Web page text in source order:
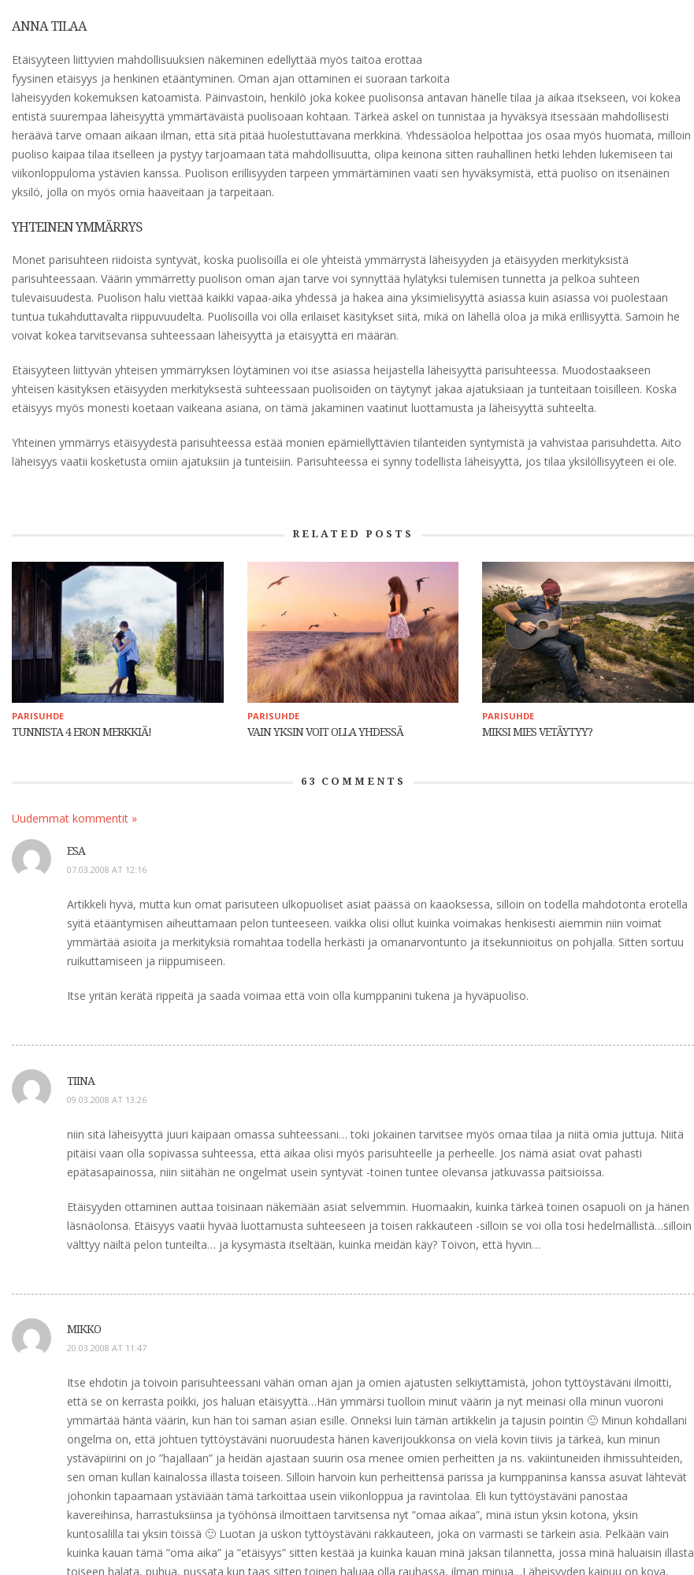
ANNA TILAA
Etäisyyteen liittyvien mahdollisuuksien näkeminen edellyttää myös taitoa erottaa
fyysinen etäisyys ja henkinen etääntyminen. Oman ajan ottaminen ei suoraan tarkoita
läheisyyden kokemuksen katoamista. Päinvastoin, henkilö joka kokee puolisonsa antavan hänelle tilaa ja aikaa itsekseen, voi kokea
entistä suurempaa läheisyyttä ymmärtäväistä puolisoaan kohtaan. Tärkeä askel on tunnistaa ja hyväksyä itsessään mahdollisesti
heräävä tarve omaan aikaan ilman, että sitä pitää huolestuttavana merkkinä. Yhdessäoloa helpottaa jos osaa myös huomata, milloin
puoliso kaipaa tilaa itselleen ja pystyy tarjoamaan tätä mahdollisuutta, olipa keinona sitten rauhallinen hetki lehden lukemiseen tai
viikonloppuloma ystävien kanssa. Puolison erillisyyden tarpeen ymmärtäminen vaati sen hyväksymistä, että puoliso on itsenäinen
yksilö, jolla on myös omia haaveitaan ja tarpeitaan.
YHTEINEN YMMÄRRYS
Monet parisuhteen riidoista syntyvät, koska puolisoilla ei ole yhteistä ymmärrystä läheisyyden ja etäisyyden merkityksistä
parisuhteessaan. Väärin ymmärretty puolison oman ajan tarve voi synnyttää hylätyksi tulemisen tunnetta ja pelkoa suhteen
tulevaisuudesta. Puolison halu viettää kaikki vapaa-aika yhdessä ja hakea aina yksimielisyyttä asiassa kuin asiassa voi puolestaan
tuntua tukahduttavalta riippuvuudelta. Puolisoilla voi olla erilaiset käsitykset siitä, mikä on lähellä oloa ja mikä erillisyyttä. Samoin he
voivat kokea tarvitsevansa suhteessaan läheisyyttä ja etäisyyttä eri määrän.
Etäisyyteen liittyvän yhteisen ymmärryksen löytäminen voi itse asiassa heijastella läheisyyttä parisuhteessa. Muodostaakseen
yhteisen käsityksen etäisyyden merkityksestä suhteessaan puolisoiden on täytynyt jakaa ajatuksiaan ja tunteitaan toisilleen. Koska
etäisyys myös monesti koetaan vaikeana asiana, on tämä jakaminen vaatinut luottamusta ja läheisyyttä suhteelta.
Yhteinen ymmärrys etäisyydestä parisuhteessa estää monien epämiellyttävien tilanteiden syntymistä ja vahvistaa parisuhdetta. Aito
läheisyys vaatii kosketusta omiin ajatuksiin ja tunteisiin. Parisuhteessa ei synny todellista läheisyyttä, jos tilaa yksilöllisyyteen ei ole.
RELATED POSTS
PARISUHDE
TUNNISTA 4 ERON MERKKIÄ!
PARISUHDE
VAIN YKSIN VOIT OLLA YHDESSÄ
PARISUHDE
MIKSI MIES VETÄYTYY?
63 COMMENTS
Uudemmat kommentit »
ESA
07.03.2008 AT 12:16
Artikkeli hyvä, mutta kun omat parisuteen ulkopuoliset asiat päässä on kaaoksessa, silloin on todella mahdotonta erotella
syitä etääntymisen aiheuttamaan pelon tunteeseen. vaikka olisi ollut kuinka voimakas henkisesti aiemmin niin voimat
ymmärtää asioita ja merkityksiä romahtaa todella herkästi ja omanarvontunto ja itsekunnioitus on pohjalla. Sitten sortuu
ruikuttamiseen ja riippumiseen.
Itse yritän kerätä rippeitä ja saada voimaa että voin olla kumppanini tukena ja hyväpuoliso.
TIINA
09.03.2008 AT 13:26
niin sitä läheisyyttä juuri kaipaan omassa suhteessani… toki jokainen tarvitsee myös omaa tilaa ja niitä omia juttuja. Niitä
pitäisi vaan olla sopivassa suhteessa, että aikaa olisi myös parisuhteelle ja perheelle. Jos nämä asiat ovat pahasti
epätasapainossa, niin siitähän ne ongelmat usein syntyvät -toinen tuntee olevansa jatkuvassa paitsioissa.
Etäisyyden ottaminen auttaa toisinaan näkemään asiat selvemmin. Huomaakin, kuinka tärkeä toinen osapuoli on ja hänen
läsnäolonsa. Etäisyys vaatii hyvää luottamusta suhteeseen ja toisen rakkauteen -silloin se voi olla tosi hedelmällistä…silloin
välttyy näiltä pelon tunteilta… ja kysymästä itseltään, kuinka meidän käy? Toivon, että hyvin…
MIKKO
20.03.2008 AT 11:47
Itse ehdotin ja toivoin parisuhteessani vähän oman ajan ja omien ajatusten selkiyttämistä, johon tyttöystäväni ilmoitti,
että se on kerrasta poikki, jos haluan etäisyyttä…Hän ymmärsi tuolloin minut väärin ja nyt meinasi olla minun vuoroni
ymmärtää häntä väärin, kun hän toi saman asian esille. Onneksi luin tämän artikkelin ja tajusin pointin 🙂 Minun kohdallani
ongelma on, että johtuen tyttöystäväni nuoruudesta hänen kaverijoukkonsa on vielä kovin tiivis ja tärkeä, kun minun
ystäväpiirini on jo ”hajallaan” ja heidän ajastaan suurin osa menee omien perheitten ja ns. vakiintuneiden ihmissuhteiden,
sen oman kullan kainalossa illasta toiseen. Silloin harvoin kun perheittensä parissa ja kumppaninsa kanssa asuvat lähtevät
johonkin tapaamaan ystäviään tämä tarkoittaa usein viikonloppua ja ravintolaa. Eli kun tyttöystäväni panostaa
kavereihinsa, harrastuksiinsa ja työhönsä ilmoittaen tarvitsensa nyt ”omaa aikaa”, minä istun yksin kotona, yksin
kuntosalilla tai yksin töissä 🙂 Luotan ja uskon tyttöystäväni rakkauteen, joka on varmasti se tärkein asia. Pelkään vain
kuinka kauan tämä ”oma aika” ja ”etäisyys” sitten kestää ja kuinka kauan minä jaksan tilannetta, jossa minä haluaisin illasta
toiseen halata, puhua, pussata kun taas sitten toinen haluaa olla rauhassa, ilman minua…Läheisyyden kaipuu on kova,